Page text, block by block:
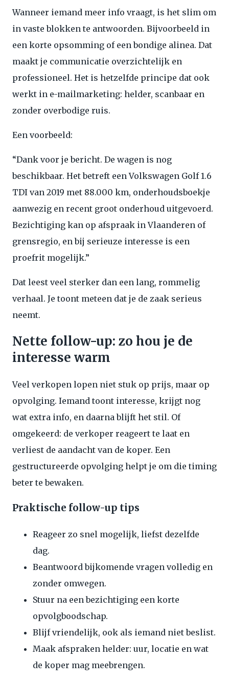
Wanneer iemand meer info vraagt, is het slim om
in vaste blokken te antwoorden. Bijvoorbeeld in
een korte opsomming of een bondige alinea. Dat
maakt je communicatie overzichtelijk en
professioneel. Het is hetzelfde principe dat ook
werkt in e-mailmarketing: helder, scanbaar en
zonder overbodige ruis.
Een voorbeeld:
“Dank voor je bericht. De wagen is nog
beschikbaar. Het betreft een Volkswagen Golf 1.6
TDI van 2019 met 88.000 km, onderhoudsboekje
aanwezig en recent groot onderhoud uitgevoerd.
Bezichtiging kan op afspraak in Vlaanderen of
grensregio, en bij serieuze interesse is een
proefrit mogelijk.”
Dat leest veel sterker dan een lang, rommelig
verhaal. Je toont meteen dat je de zaak serieus
neemt.
Nette follow-up: zo hou je de
interesse warm
Veel verkopen lopen niet stuk op prijs, maar op
opvolging. Iemand toont interesse, krijgt nog
wat extra info, en daarna blijft het stil. Of
omgekeerd: de verkoper reageert te laat en
verliest de aandacht van de koper. Een
gestructureerde opvolging helpt je om die timing
beter te bewaken.
Praktische follow-up tips
Reageer zo snel mogelijk, liefst dezelfde
dag.
Beantwoord bijkomende vragen volledig en
zonder omwegen.
Stuur na een bezichtiging een korte
opvolgboodschap.
Blijf vriendelijk, ook als iemand niet beslist.
Maak afspraken helder: uur, locatie en wat
de koper mag meebrengen.